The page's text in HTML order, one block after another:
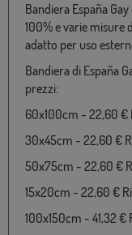
Bandiera España
100% e varie misure
adatto per uso
Bandiera di España
prezzi:
60x100cm - 22,60 €
30x45cm - 22,60 €
50x75cm - 22,60 €
15x20cm - 22,60 €
100x150cm - 41,32